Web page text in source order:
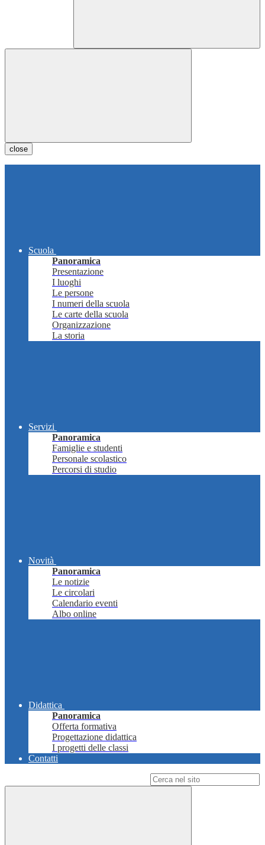
close
Scuola
Panoramica
Presentazione
I luoghi
Le persone
I numeri della scuola
Le carte della scuola
Organizzazione
La storia
Servizi
Panoramica
Famiglie e studenti
Personale scolastico
Percorsi di studio
Novità
Panoramica
Le notizie
Le circolari
Calendario eventi
Albo online
Didattica
Panoramica
Offerta formativa
Progettazione didattica
I progetti delle classi
Contatti